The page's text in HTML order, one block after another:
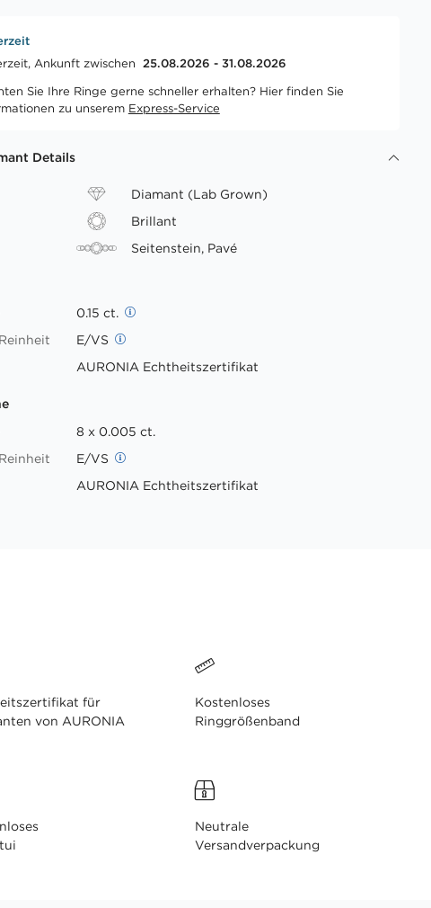
Ankunft zwischen 25.08.2026 - 31.08.2026
Sie Ihre Ringe gerne schneller erhalten? Hier finden Sie
zu unserem Express-Service
Details
Diamant (Lab Grown)
Brillant
Seitenstein, Pavé
0.15 ct.
E/VS
AURONIA Echtheitszertifikat
8 x 0.005 ct.
E/VS
AURONIA Echtheitszertifikat
für
von AURONIA
Kostenloses
Ringgrößenband
Neutrale
Versandverpackung